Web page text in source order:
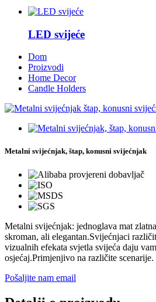
LED svijeće
Dom
Proizvodi
Home Decor
Candle Holders
Metalni svijećnjak, štap, konusni svijećnjak
Metalni svijećnjak: jednoglava mat
skroman, ali elegantan.Svijećnjaci
vizualnih efekata svjetla svijeća daju
osjećaj.Primjenjivo na različite scenarije.
Pošaljite nam email